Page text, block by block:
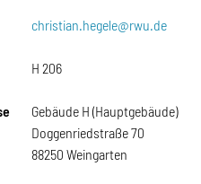
christian.hegele@rwu.de
H 206
Gebäude H (Hauptgebäude)
Doggenriedstraße 70
88250 Weingarten